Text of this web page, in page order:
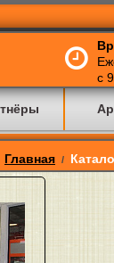
с
Главная /